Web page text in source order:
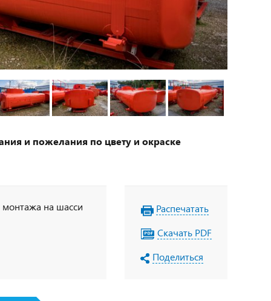
и пожелания по цвету и окраске
на шасси
Распечатать
Скачать PDF
Поделиться